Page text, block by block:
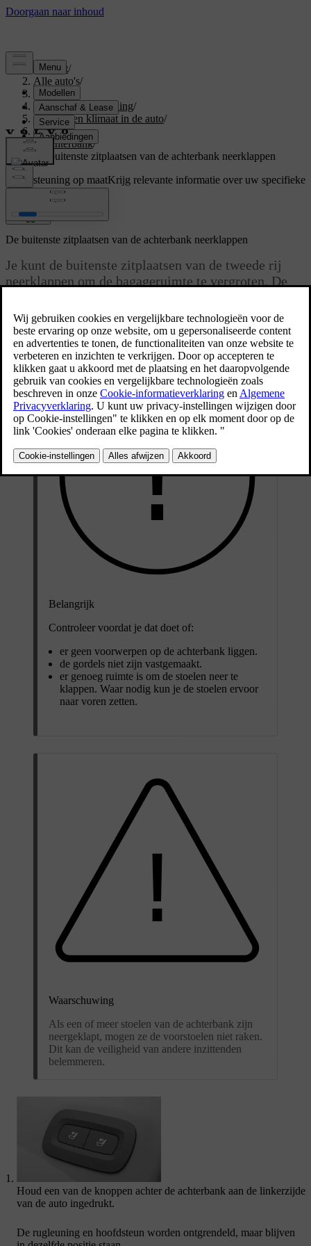
Support/
Alle auto's/
S60 2024
Gebruikershandleiding/
Comfort en klimaat in de auto/
Stoelen/
Achterbank/
De buitenste zitplaatsen van de achterbank neerklappen
Ondersteuning op maatKrijg relevante informatie over uw specifieke
auto.
Inloggen
Bijgewerkt 16-04-2025
De buitenste zitplaatsen van de achterbank neerklappen
Je kunt de buitenste zitplaatsen van de tweede rij
neerklappen om de bagageruimte te vergroten. De
middelste en rechterzitplaats klap je samen neer.
Belangrijk
Controleer voordat je dat doet of:
er geen voorwerpen op de achterbank liggen.
de gordels niet zijn vastgemaakt.
er genoeg ruimte is om de stoelen neer te
klappen. Waar nodig kun je de stoelen ervoor
naar voren zetten.
Waarschuwing
Als een of meer stoelen van de achterbank zijn
neergeklapt, mogen ze de voorstoelen niet raken.
Dit kan de veiligheid van andere inzittenden
belemmeren.
Houd een van de knoppen achter de achterbank aan de linkerzijde
van de auto ingedrukt.
De rugleuning en hoofdsteun worden ontgrendeld, maar blijven